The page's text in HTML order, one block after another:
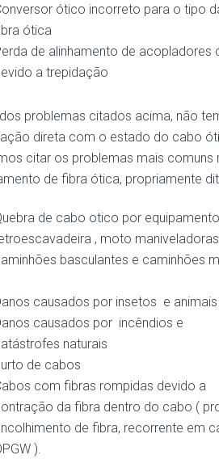
ótico incorreto para o tipo
ótica
de alinhamento de acopladores
a trepidação​
problemas citados acima, não
direta com o estado do cabo
citar os problemas mais comuns
de fibra ótica, propriamente
de cabo otico por
, moto
basculantes e caminhões
causados por insetos e
causados por incêndios e
naturais
de cabos
com fibras rompidas devido a
da fibra dentro do cabo (
de fibra, recorrente em
).